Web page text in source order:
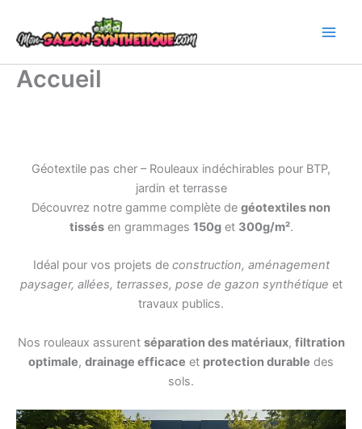
contenu
Accueil
Géotextile pas cher – Rouleaux indéchirables pour BTP,
jardin et terrasse
Découvrez notre gamme complète de géotextiles non
tissésen grammages 150get 300g/m².
Idéal pour vos projets de construction, aménagement
paysager, allées, terrasses, pose de gazon synthétique et
travaux publics.
Nos rouleaux assurent séparation des matériaux, filtration
optimale, drainage efficace et protection durable des
sols.